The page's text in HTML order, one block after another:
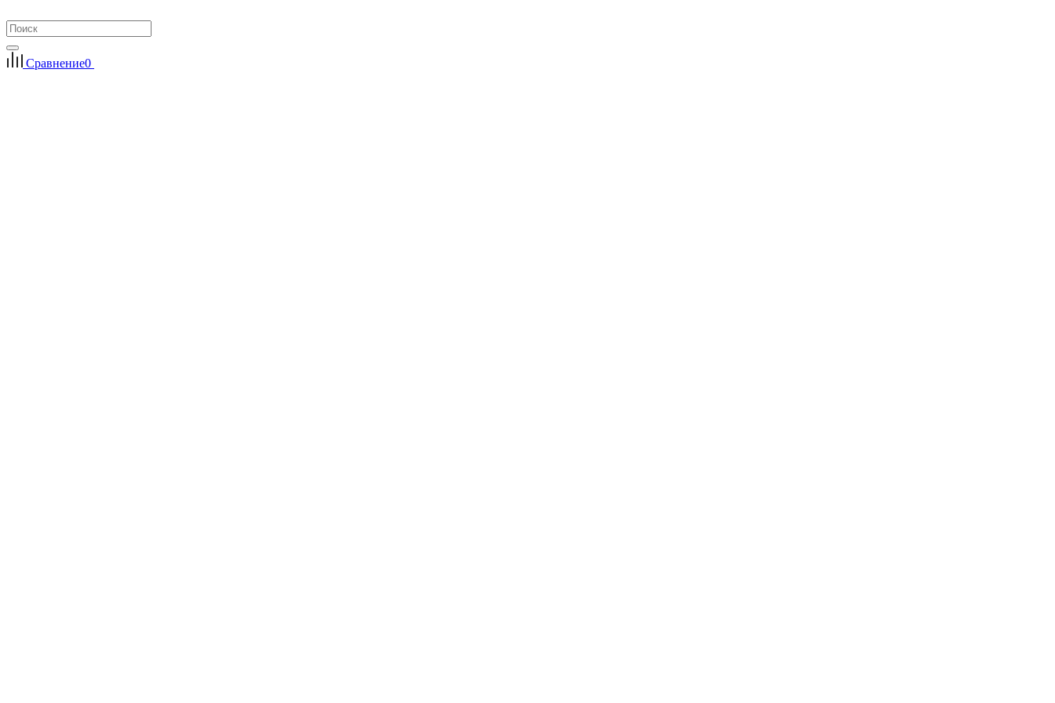
Сравнение0